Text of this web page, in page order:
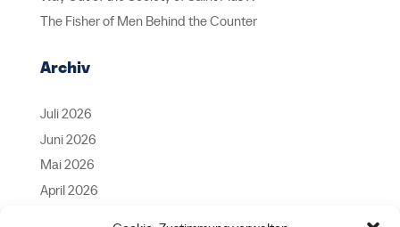
The Fisher of Men Behind the Counter
Archiv
Juli 2026
Juni 2026
Mai 2026
April 2026